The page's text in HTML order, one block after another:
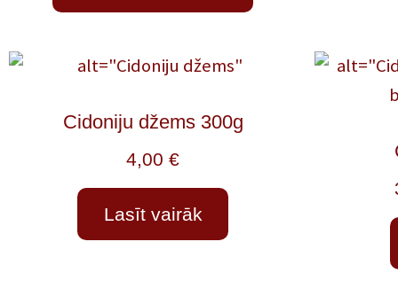
Cidoniju džems 300g
4,00 €
Lasīt vairāk